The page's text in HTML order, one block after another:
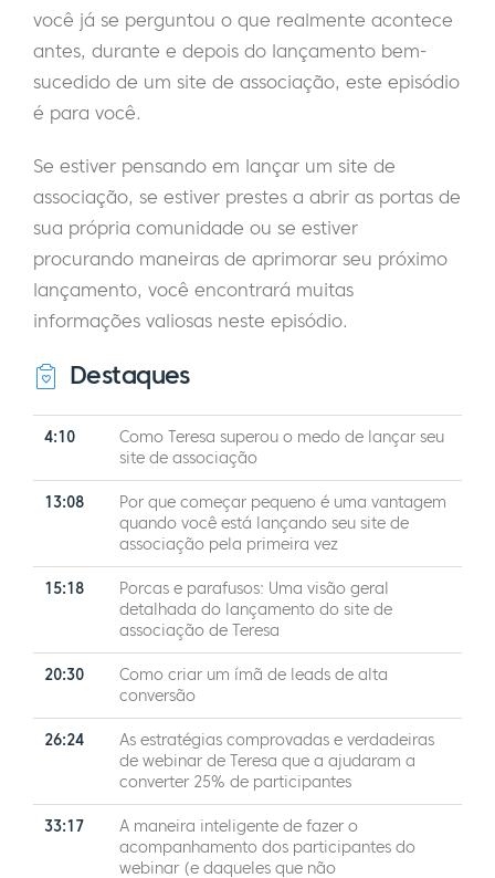
você já se perguntou o que realmente acontece
antes, durante e depois do lançamento bem-
sucedido de um site de associação, este episódio
é para você.
Se estiver pensando em lançar um site de
associação, se estiver prestes a abrir as portas de
sua própria comunidade ou se estiver
procurando maneiras de aprimorar seu próximo
lançamento, você encontrará muitas
informações valiosas neste episódio.
Destaques
4:10
Como Teresa superou o medo de lançar seu
site de associação
13:08
Por que começar pequeno é uma vantagem
quando você está lançando seu site de
associação pela primeira vez
15:18
Porcas e parafusos: Uma visão geral
detalhada do lançamento do site de
associação de Teresa
20:30
Como criar um ímã de leads de alta
conversão
26:24
As estratégias comprovadas e verdadeiras
de webinar de Teresa que a ajudaram a
converter 25% de participantes
33:17
A maneira inteligente de fazer o
acompanhamento dos participantes do
webinar (e daqueles que não